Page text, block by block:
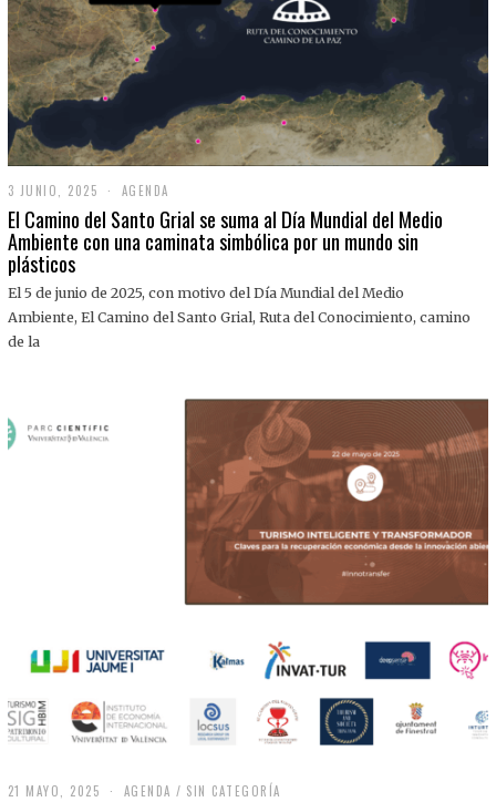
3 JUNIO, 2025
J
U
N
,
0
AGENDA
El Camino del Santo Grial se suma al Día Mundial del Medio
Ambiente con una caminata simbólica por un mundo sin
plásticos
El 5 de junio de 2025, con motivo del Día Mundial del Medio
Ambiente, El Camino del Santo Grial, Ruta del Conocimiento, camino
de la
21 MAYO, 2025 AGENDA / SIN CATEGORÍA